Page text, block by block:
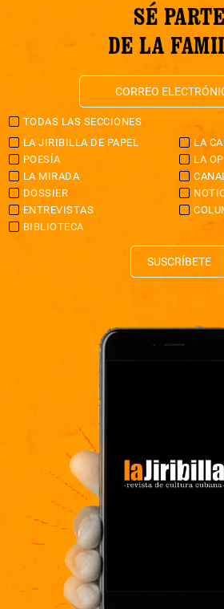
SÉ PARTE
DE LA
TODAS LAS SECCIONES
LA JIRIBILLA DE PAPEL
LA
POESÍA
LA
LA MIRADA
DOSSIER
ENTREVISTAS
BIBLIOTECA
SUSCRÍBETE